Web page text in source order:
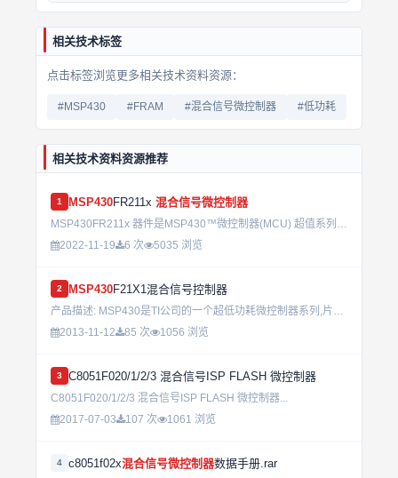
相关技术标签
点击标签浏览更多相关技术资料资源：
#MSP430 #FRAM #混合信号微控制器 #低功耗
相关技术资料资源推荐
1 MSP430FR211x 混合信号微控制器
MSP430FR211x 器件是MSP430™微控制器(MCU) 超值系列对MSP430FRx 基于FRAM 的MCU 系列的 扩展，与采用3×3mm2 封装的同类8 位MCU 相比，RAM 容量最...
2022-11-19
6 次 5035 浏览
2 MSP430F21X1混合信号控制器
产品描述: MSP430是TI公司的一个超低功耗微控制器系列,片内组合了不同功能模块,可适应不同应用层次的需求,在硬件架构上,提供架构上,提供了五种低功耗模式,可最大限度的延长手持设备的电池寿命.MS...
2013-11-12
85 次 1056 浏览
3 C8051F020/1/2/3 混合信号ISP FLASH 微控制器
C8051F020/1/2/3 混合信号ISP FLASH 微控制器...
2017-07-03
107 次 1061 浏览
4 c8051f02x混合信号微控制器数据手册.rar